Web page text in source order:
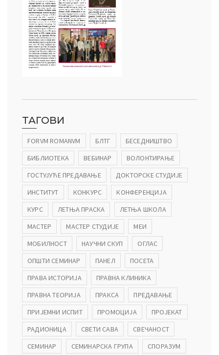
ТАГОВИ
FORVM ROMANVM БЛТГ
БЕСЕДНИШТВО
БИБЛИОТЕКА
ВЕБИНАР
ВОЛОНТИРАЊЕ
ГОСТУЈУЋЕ ПРЕДАВАЊЕ
ДОКТОРСКЕ СТУДИЈЕ
ИНСТИТУТ
КОНКУРС
КОНФЕРЕНЦИЈА
КУРС
ЛЕТЊА ПРАСКА
ЛЕТЊА ШКОЛА
МАСТЕР
МАСТЕР СТУДИЈЕ
МЕИ
МОБИЛНОСТ
НАУЧНИ СКУП
ОГЛАС
ОПШТИ СЕМИНАР
ПАНЕЛ
ПОСЕТА
ПРАВА ИСТОРИЈА
ПРАВНА КЛИНИКА
ПРАВНА ТЕОРИЈА
ПРАКСА
ПРЕДАВАЊЕ
ПРИЈЕМНИ ИСПИТ
ПРОМОЦИЈА
ПРОЈЕКАТ
РАДИОНИЦА
СВЕТИ САВА
СВЕЧАНОСТ
СЕМИНАР
СЕМИНАРСКА ГРУПА
СПОРАЗУМ